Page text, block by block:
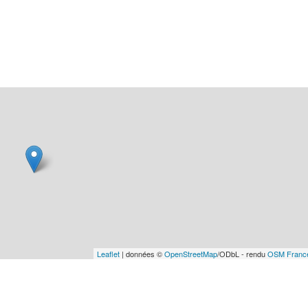
Leaflet| données ©OpenStreetMap/ODbL - renduOSM